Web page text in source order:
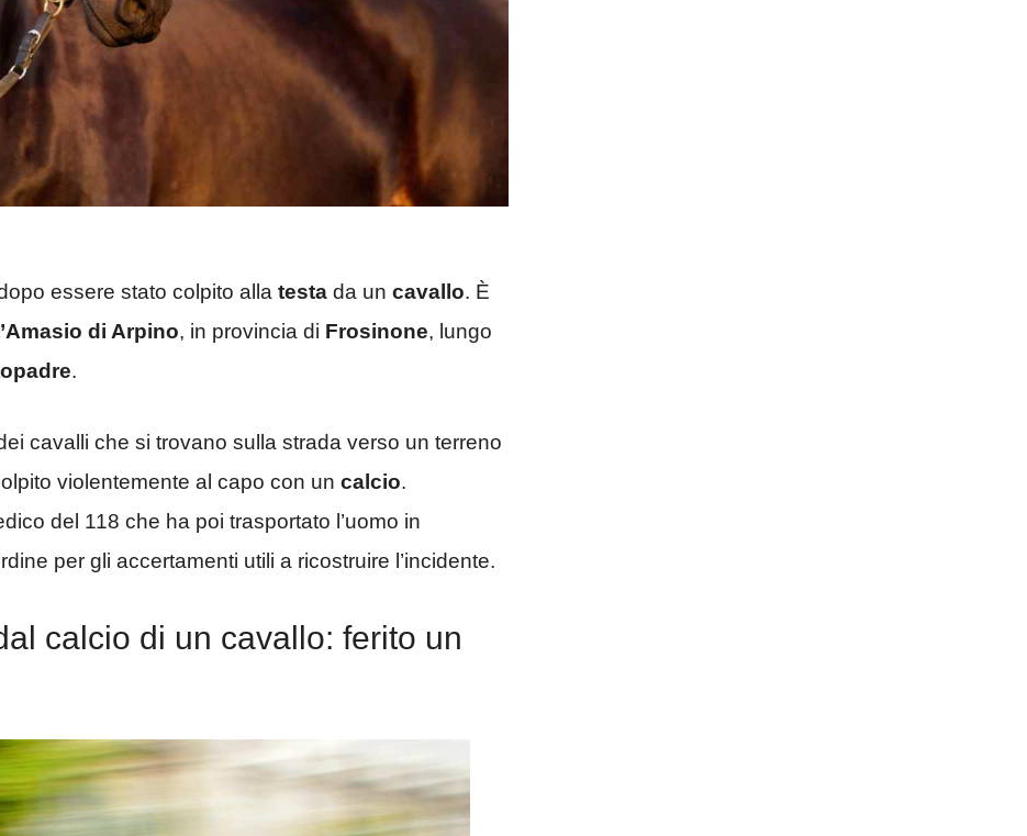
essere stato colpito alla testa da un cavallo. È
di Arpino, in provincia di Frosinone, lungo
.
cavalli che si trovano sulla strada verso un terreno
violentemente al capo con un calcio.
del 118 che ha poi trasportato l’uomo in
per gli accertamenti utili a ricostruire l’incidente.
calcio di un cavallo: ferito un